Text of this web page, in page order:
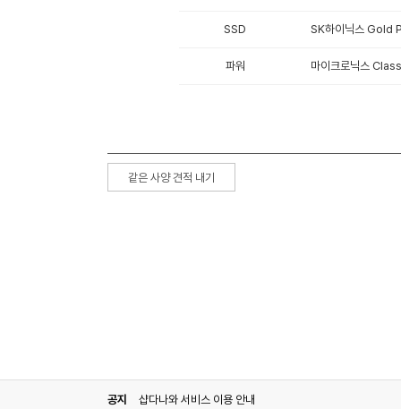
SSD SK하이닉스 Gold
파워 마이크로닉스
같은 사양 견적 내기
공지 샵다나와 서비스 이용 안내